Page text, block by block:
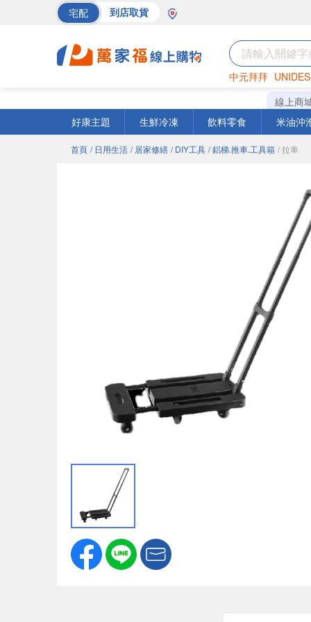
宅配 到店取貨
中元拜拜
巧克力 罐頭
線上商
好康主題
生鮮冷凍 飲料零食 米油沖
首頁 / 日用生活 / 居家修繕 / DIY工具 / 鋁梯.推車.工具箱 / 拉車